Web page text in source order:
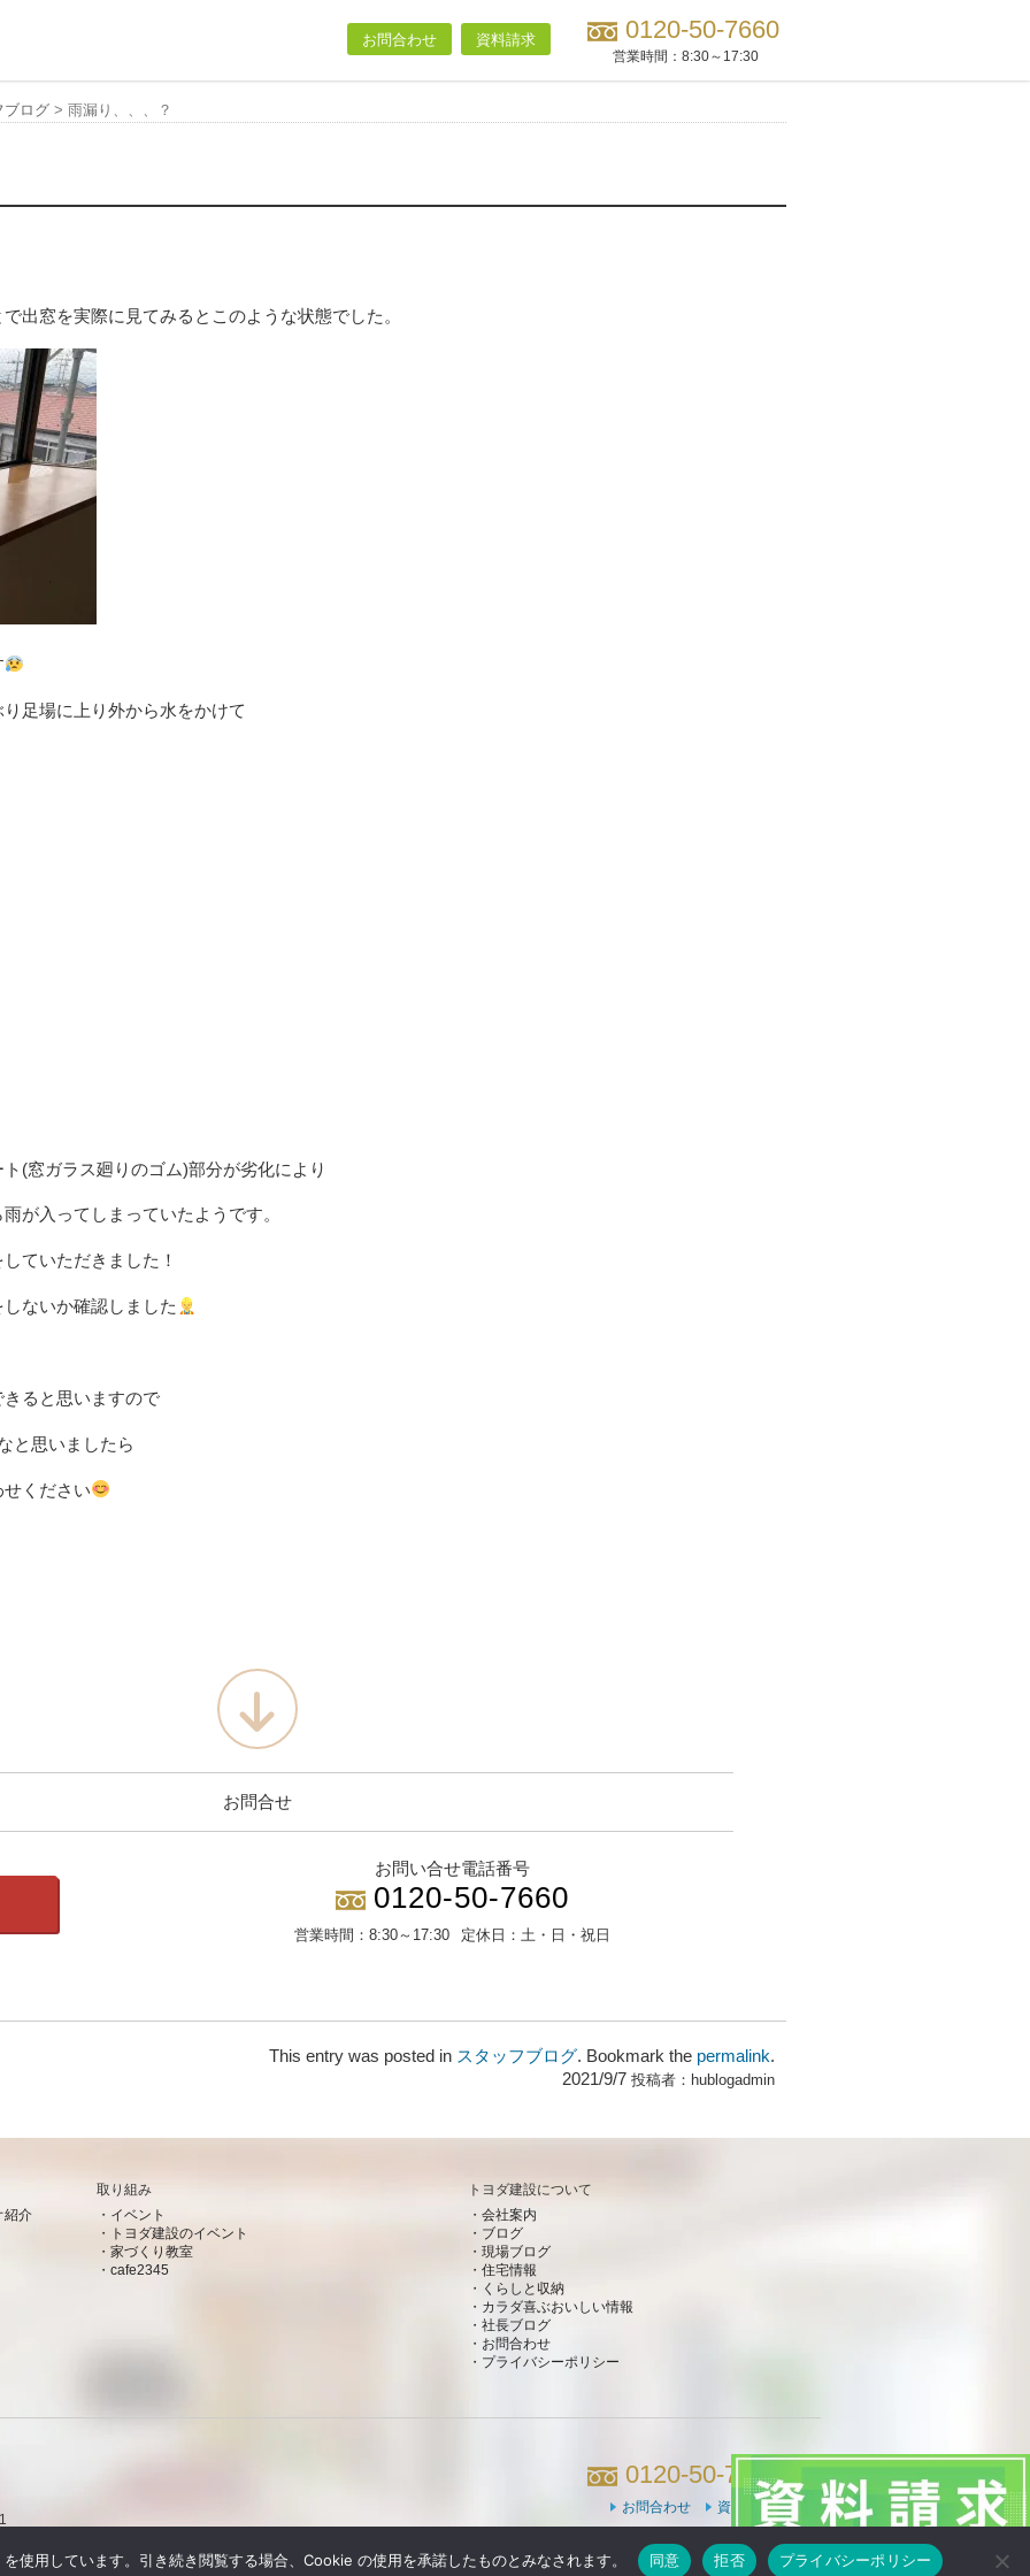
お問合わせ 資料請求 0120-50-7660
営業時間： 8:30～17:30
ブログ > 雨漏り、、、？
出窓を実際に見てみるとこのような状態でした。
足場に上り外から水をかけて
(窓ガラス廻りのゴム)部分が劣化により
が入ってしまっていたようです。
ていただきました！
ないか確認しました
ると思いますので
と思いましたら
ください
お問合せ
お問い合せ電話番号
0120-50-7660
営業時間：8:30～17:30 定休日： 土・日・祝日
This entry was posted in スタッフブログ. Bookmark the permalink.
2021/9/7 投稿者： hublogadmin
紹介
取り組み
イベント
トヨダ建設のイベント
家づくり教室
cafe2345
トヨダ建設について
会社案内
ブログ
現場ブログ
住宅情報
くらしと収納
カラダ喜ぶおいしい情報
社長ブログ
お問合わせ
プライバシーポリシー
0120-50-7660
お問合わせ 資料請求
Powered by DJCOM Inc.
使用しています。引き続き閲覧する場合、Cookie の使用を承諾したものとみなされます。 同意 拒否 プライバシーポリシー